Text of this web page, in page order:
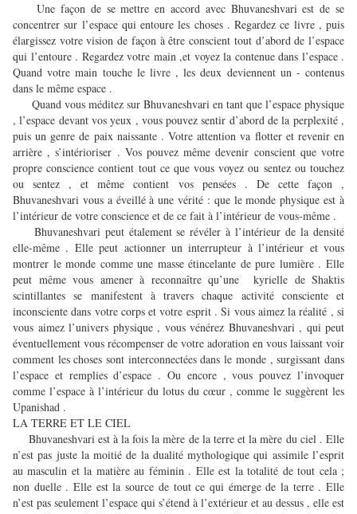
Une façon de se mettre en accord avec Bhuvaneshvari est de se
concentrer sur l’espace qui entoure les choses . Regardez ce livre , puis
élargissez votre vision de façon à être conscient tout d’abord de l’espace
qui l’entoure . Regardez votre main ,et voyez la contenue dans l’espace .
Quand votre main touche le livre , les deux deviennent un - contenus
dans le même espace .
Quand vous méditez sur Bhuvaneshvari en tant que l’espace physique
, l’espace devant vos yeux , vous pouvez sentir d’abord de la perplexité ,
puis un genre de paix naissante . Votre attention va flotter et revenir en
arrière , s’intérioriser . Vos pouvez même devenir conscient que votre
propre conscience contient tout ce que vous voyez ou sentez ou touchez
ou sentez , et même contient vos pensées . De cette façon ,
Bhuvaneshvari vous a éveillé à une vérité : que le monde physique est à
l’intérieur de votre conscience et de ce fait à l’intérieur de vous-même .
Bhuvaneshvari peut étalement se révéler à l’intérieur de la densité
elle-même . Elle peut actionner un interrupteur à l’intérieur et vous
montrer le monde comme une masse étincelante de pure lumière . Elle
peut même vous amener à reconnaître qu’une kyrielle de Shaktis
scintillantes se manifestent à travers chaque activité consciente et
inconsciente dans votre corps et votre esprit . Si vous aimez la réalité , si
vous aimez l’univers physique , vous vénérez Bhuvaneshvari , qui peut
éventuellement vous récompenser de votre adoration en vous laissant voir
comment les choses sont interconnectées dans le monde , surgissant dans
l’espace et remplies d’espace . Ou encore , vous pouvez l’invoquer
comme l’espace à l’intérieur du lotus du cœur , comme le suggèrent les
Upanishad .
LA TERRE ET LE CIEL
Bhuvaneshvari est à la fois la mère de la terre et la mère du ciel . Elle
n’est pas juste la moitié de la dualité mythologique qui assimile l’esprit
au masculin et la matière au féminin . Elle est la totalité de tout cela ;
non duelle . Elle est la source de tout ce qui émerge de la terre . Elle
n’est pas seulement l’espace qui s’étend à l’extérieur et au dessus , elle est